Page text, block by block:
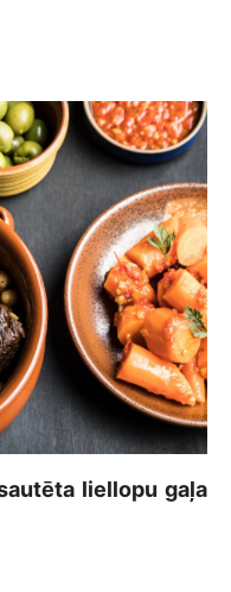
liellopu gaļa